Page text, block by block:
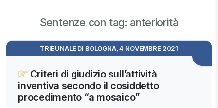
Sentenze con tag: anteriorità
TRIBUNALE DI BOLOGNA, 4 NOVEMBRE 2021
Criteri di giudizio sull’attività
inventiva secondo il cosiddetto
procedimento “a mosaico”